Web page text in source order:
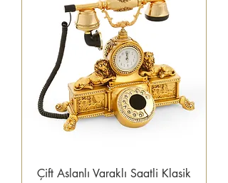
Çift Aslanlı Varaklı Saatli Klasik